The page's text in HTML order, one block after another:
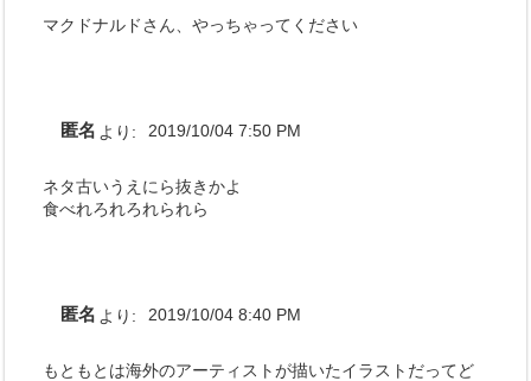
マクドナルドさん、やっちゃってください
匿名 より: 2019/10/04 7:50 PM
ネタ古いうえにら抜きかよ
食べれろれろれられら
匿名 より: 2019/10/04 8:40 PM
もともとは海外のアーティストが描いたイラストだってど